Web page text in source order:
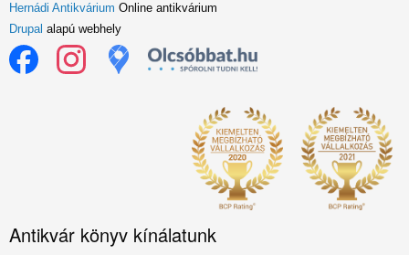
Hernádi Antikvárium Online antikvárium
Drupal alapú webhely
Antikvár könyv kínálatunk